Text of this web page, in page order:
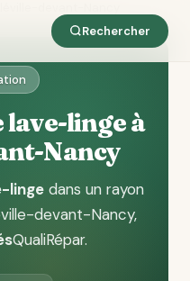
Rechercher
linge à
Nancy
linge dans un rayon
devant-Nancy,
QualiRépar.